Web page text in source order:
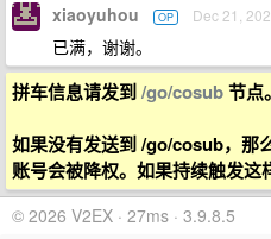
xiaoyuhou OP Dec 21,
已满，谢谢。
拼车信息请发到/go/cosub节点。
如果没有发送到 /go/cosub，那
账号会被降权。如果持续触发这
© 2026 V2EX · 27ms · 3.9.8.5